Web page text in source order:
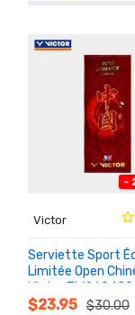
-
Victor
Serviette Sport
Limitée Open
Victor TW2604CO
$23.95 $30.00
AU
PANIER